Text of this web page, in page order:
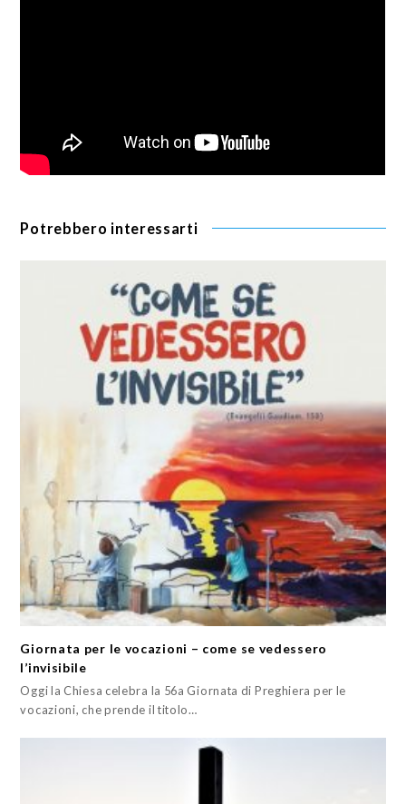
Potrebbero interessarti
Giornata per le vocazioni – come se vedessero
l’invisibile
Oggi la Chiesa celebra la 56a Giornata di Preghiera per le
vocazioni, che prende il titolo…